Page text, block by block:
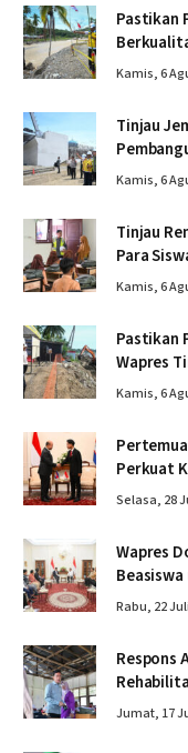
Pastikan
Kamis, 6
Tinjau
dan
Kamis, 6
Tinjau
Para
Kamis, 6
Pastikan
Wapres
Krueng
Kamis, 6
Perkuat
Kamboja
Selasa, 28
Wapres
Rabu, 22
Respons
Jumat, 17